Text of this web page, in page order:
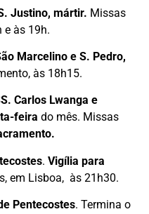
Justino, mártir. Missas
e às 19h.
Marcelino e S. Pedro,
às 18h15.
Carlos Lwanga e
feira do mês. Missas
. Vigília para
em Lisboa, às 21h30.
Pentecostes. Termina o